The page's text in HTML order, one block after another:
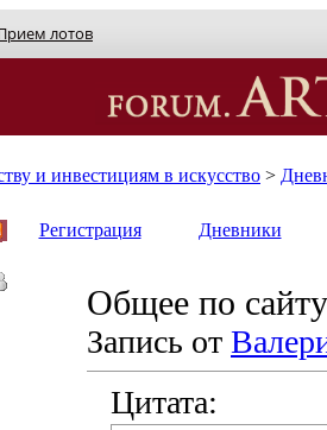
лотов
и инвестициям в искусство >
Регистрация Дневники
Общее по сайту
Запись от
Цитата: